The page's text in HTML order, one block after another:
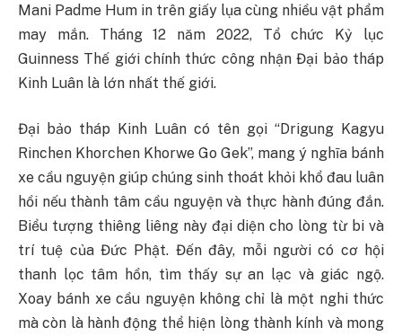
Mani Padme Hum in trên giấy lụa cùng nhiều vật phẩm
may mắn. Tháng 12 năm 2022, Tổ chức Kỷ lục
Guinness Thế giới chính thức công nhận Đại bảo tháp
Kinh Luân là lớn nhất thế giới.
Đại bảo tháp Kinh Luân có tên gọi “Drigung Kagyu
Rinchen Khorchen Khorwe Go Gek”, mang ý nghĩa bánh
xe cầu nguyện giúp chúng sinh thoát khỏi khổ đau luân
hồi nếu thành tâm cầu nguyện và thực hành đúng đắn.
Biểu tượng thiêng liêng này đại diện cho lòng từ bi và
trí tuệ của Đức Phật. Đến đây, mỗi người có cơ hội
thanh lọc tâm hồn, tìm thấy sự an lạc và giác ngộ.
Xoay bánh xe cầu nguyện không chỉ là một nghi thức
mà còn là hành động thể hiện lòng thành kính và mong